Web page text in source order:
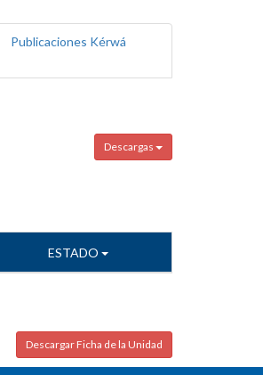
Publicaciones Kérwá
Descargas
ESTADO
Descargar Ficha de la Unidad